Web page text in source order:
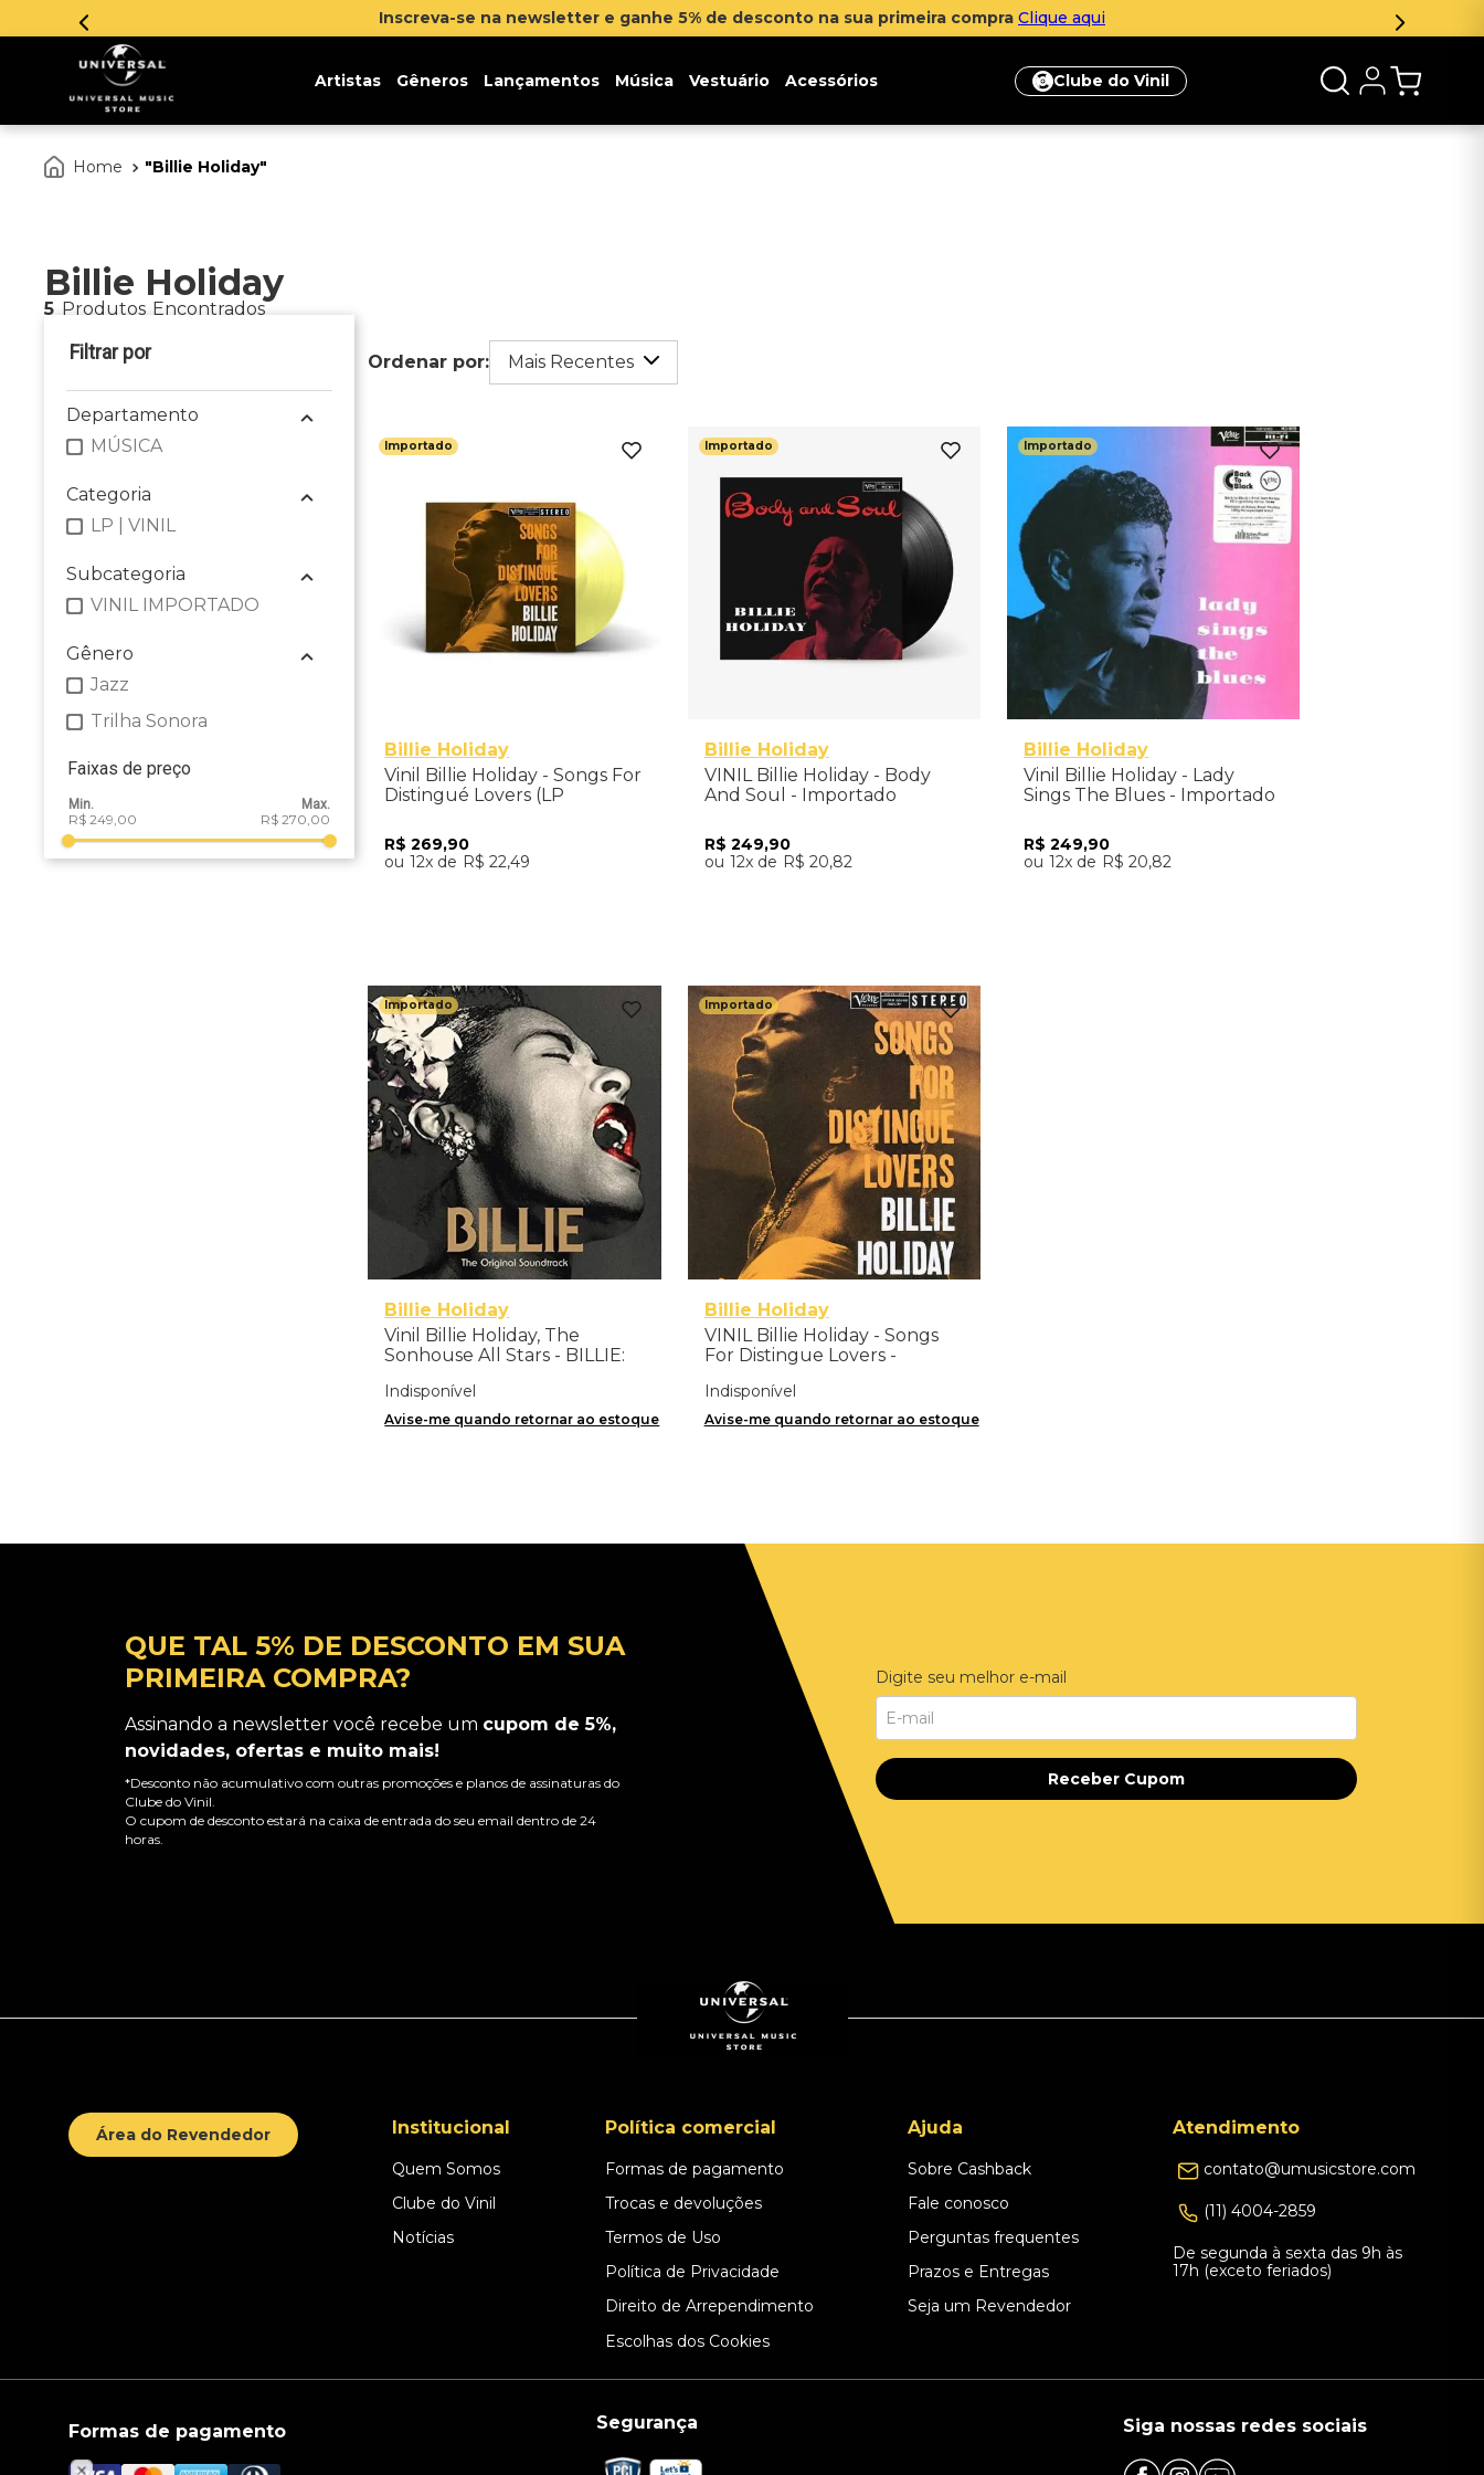
Inscreva-se na newsletter e ganhe 5% de desconto na sua primeira compra Clique aqui
Artistas Gêneros Lançamentos Música Vestuário Acessórios Clube do Vinil
Billie Holiday
Billie Holiday
5 Produtos
Departamento
MÚSICA
Categoria
LP | VINIL
Subcategoria
VINIL IMPORTADO
Gênero
Jazz
Trilha Sonora
Faixas de preço
R$ 249,00 R$ 270,00
Mais Recentes
Importado
Billie Holiday
Vinil Billie Holiday - Songs For
Distingué Lovers (LP
Version) - Importado
R$ 269,90
12
R$ 22,49
Importado
Billie Holiday
VINIL Billie Holiday - Body
And Soul - Importado
R$ 249,90
12
R$ 20,82
Importado
Billie Holiday
Vinil Billie Holiday - Lady
Sings The Blues - Importado
R$ 249,90
12
R$ 20,82
Importado
Billie Holiday
Vinil Billie Holiday, The
Sonhouse All Stars - BILLIE:
- Importado
Indisponível
Avise-me quando retornar ao estoque
Importado
Billie Holiday
VINIL Billie Holiday - Songs
For Distingue Lovers -
Indisponível
Avise-me quando retornar ao estoque
QUE TAL 5% DE DESCONTO EM SUA
PRIMEIRA COMPRA?
Assinando a newsletter você recebe um cupom de 5%,
novidades, ofertas e muito mais!
*Desconto não acumulativo com outras promoções e planos de assinaturas do
Clube do Vinil.
O cupom de desconto estará na caixa de entrada do seu email dentro de 24
horas.
Digite seu melhor e-mail
Receber Cupom
Área do Revendedor Institucional
Quem Somos
Clube do Vinil
Notícias
Política comercial
Formas de pagamento
Trocas e devoluções
Termos de Uso
Política de Privacidade
Direito de Arrependimento
Escolhas dos Cookies
Ajuda
Sobre Cashback
Fale conosco
Perguntas frequentes
Prazos e Entregas
Seja um Revendedor
Atendimento
contato@umusicstore.com
(11) 4004-2859
De segunda à sexta das 9h às
17h (exceto feriados)
Formas de pagamento Segurança Siga nossas redes sociais